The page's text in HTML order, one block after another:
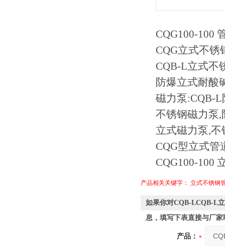
CQG100-100
CQG立式不
CQB-L立式不
防爆立式耐酸
磁力泵:CQB-
不锈钢磁力泵
立式磁力泵,
CQG型立式
CQG100-100
产品相关关键字： 立式不锈钢
如果你对CQB-LCQB-L
息，填写下表直接与厂家
产品：